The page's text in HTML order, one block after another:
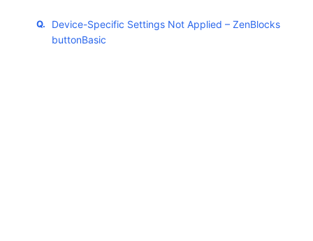
Device-Specific Settings Not Applied – ZenBlocks
buttonBasic